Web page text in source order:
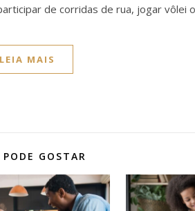
de corridas de rua, jogar vôlei
LEIA MAIS
GOSTAR